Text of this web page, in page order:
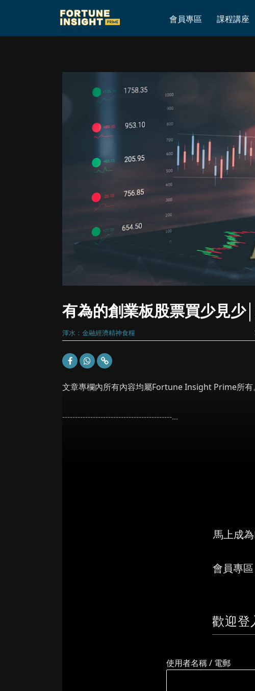
會員專區 課程講座
有為的創業板股票買少見少│細看一宗可疑的射倉活動
有為的創業板股票買少見少
渾水：金融經濟精神食糧
文章專欄內所有內容均屬Fortune Insight Prime所有
-------------------------------------------...
馬上成
會員專
歡迎登
使用者名稱 / 電郵